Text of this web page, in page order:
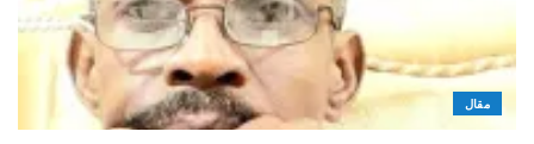
مقال